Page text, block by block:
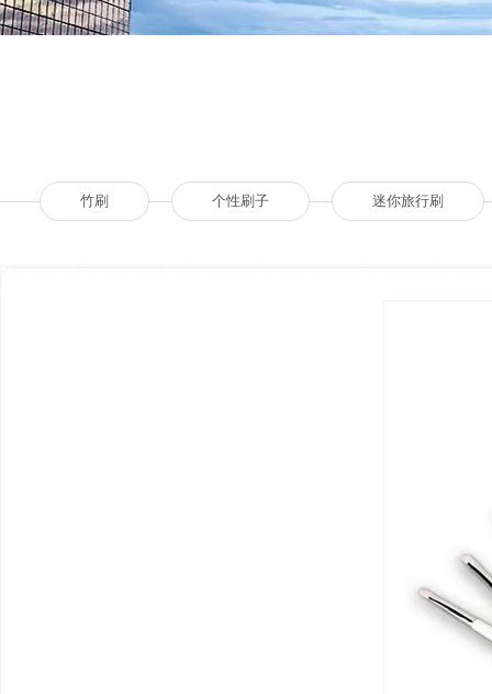
竹刷 个性刷子 迷你旅行刷